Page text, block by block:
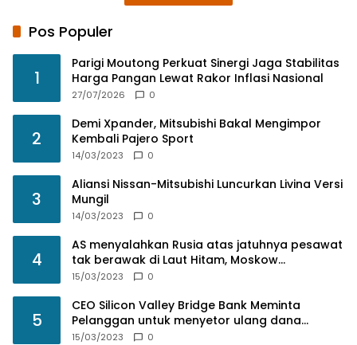
Pos Populer
1
Parigi Moutong Perkuat Sinergi Jaga Stabilitas
Harga Pangan Lewat Rakor Inflasi Nasional
27/07/2026 0
2
Demi Xpander, Mitsubishi Bakal Mengimpor
Kembali Pajero Sport
14/03/2023 0
3
Aliansi Nissan-Mitsubishi Luncurkan Livina Versi
Mungil
14/03/2023 0
4
AS menyalahkan Rusia atas jatuhnya pesawat
tak berawak di Laut Hitam, Moskow
menyangkal
15/03/2023 0
5
CEO Silicon Valley Bridge Bank Meminta
Pelanggan untuk menyetor ulang dana
Mereka
15/03/2023 0